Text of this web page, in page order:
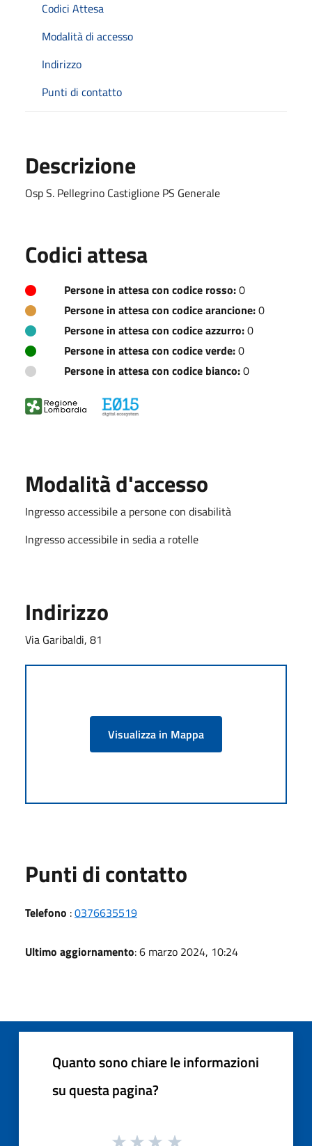
Codici Attesa
Modalità di accesso
Indirizzo
Punti di contatto
Descrizione
Osp S. Pellegrino Castiglione PS Generale
Codici attesa
Persone in attesa con codice rosso:0
Persone in attesa con codice arancione:0
Persone in attesa con codice azzurro:0
Persone in attesa con codice verde:0
Persone in attesa con codice bianco:0
Modalità d'accesso
Ingresso accessibile a persone con disabilità
Ingresso accessibile in sedia a rotelle
Indirizzo
Via Garibaldi, 81
Visualizza in Mappa
Punti di contatto
Telefono :0376635519
Ultimo aggiornamento: 6 marzo 2024, 10:24
Quanto sono chiare le informazioni
su questa pagina?